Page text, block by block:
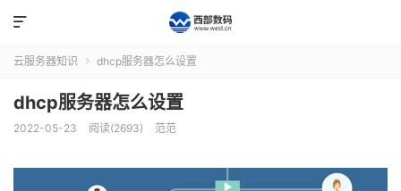

云服务器知识  dhcp服务器怎么设置
dhcp服务器怎么设置
2022-05-23 阅读(2693) 范范